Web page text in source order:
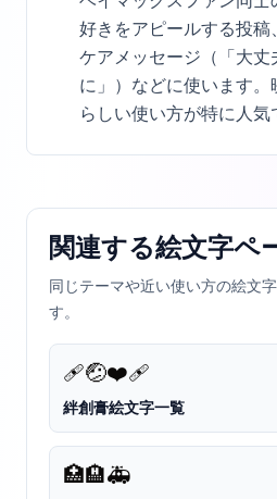
好きをアピールする投稿
ケアメッセージ（「大丈
に」）などに使います。
らしい使い方が特に人気
関連する絵文字ペ
同じテーマや近い使い方の絵文
す。
🩹🤕❤️‍🩹
絆創膏絵文字一覧
🏥🏨🚑